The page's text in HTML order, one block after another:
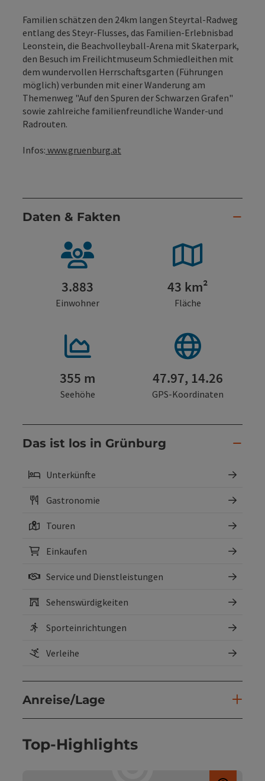
Familien schätzen den 24km langen Steyrtal-Radweg
entlang des Steyr-Flusses, das Familien-Erlebnisbad
Leonstein, die Beachvolleyball-Arena mit Skaterpark,
den Besuch im Freilichtmuseum Schmiedleithen mit
dem wundervollen Herrschaftsgarten (Führungen
möglich) verbunden mit einer Wanderung am
Themenweg "Auf den Spuren der Schwarzen Grafen"
sowie zahlreiche familienfreundliche Wander-und
Radrouten.
Infos: www.gruenburg.at
Daten & Fakten
3.883
Einwohner
43 km²
Fläche
355 m
Seehöhe
47.97, 14.26
GPS-Koordinaten
Das ist los in Grünburg
Unterkünfte
Gastronomie
Touren
Einkaufen
Service und Dienstleistungen
Sehenswürdigkeiten
Sporteinrichtungen
Verleihe
Anreise/Lage
Top-Highlights